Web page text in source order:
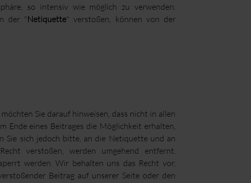
so intensiv wie möglich zu verwenden.
der "Netiquette" verstoßen, können von der
Sie darauf hinweisen, dass nicht in allen
Ende eines Beitrages die Möglichkeit erhalten,
Sie sich jedoch bitte, an die Netiquette und an
verstoßen, werden umgehend entfernt.
werden. Wir behalten uns das Recht vor,
Beitrag auf unserer Seite oder den